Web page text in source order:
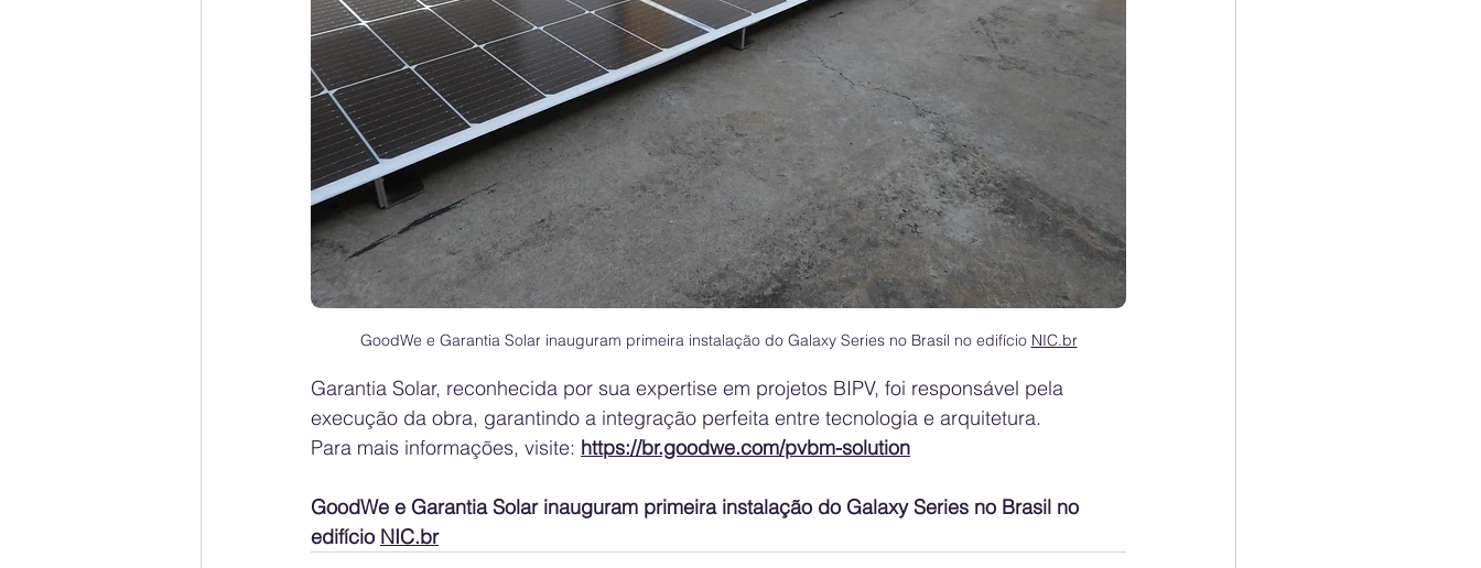
GoodWe e Garantia Solar inauguram primeira instalação do Galaxy Series no Brasil no edifício NIC.br
Garantia Solar, reconhecida por sua expertise em projetos BIPV, foi responsável pela
execução da obra, garantindo a integração perfeita entre tecnologia e arquitetura.
Para mais informações, visite: https://br.goodwe.com/pvbm-solution
GoodWe e Garantia Solar inauguram primeira instalação do Galaxy Series no Brasil no
edifício NIC.br